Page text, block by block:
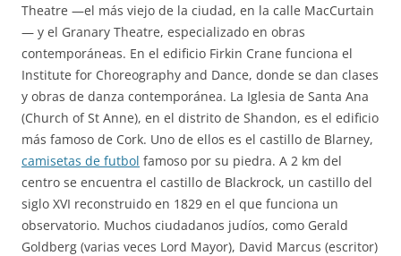
Theatre —el más viejo de la ciudad, en la calle MacCurtain
— y el Granary Theatre, especializado en obras
contemporáneas. En el edificio Firkin Crane funciona el
Institute for Choreography and Dance, donde se dan clases
y obras de danza contemporánea. La Iglesia de Santa Ana
(Church of St Anne), en el distrito de Shandon, es el edificio
más famoso de Cork. Uno de ellos es el castillo de Blarney,
camisetas de futbol famoso por su piedra. A 2 km del
centro se encuentra el castillo de Blackrock, un castillo del
siglo XVI reconstruido en 1829 en el que funciona un
observatorio. Muchos ciudadanos judíos, como Gerald
Goldberg (varias veces Lord Mayor), David Marcus (escritor)